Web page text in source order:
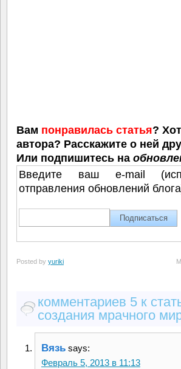
Вам понравилась статья?
автора? Расскажите о ней
Или подпишитесь на
Введите ваш e-mail
отправления обновлений
Posted by yuriki
комментариев 5 к
создания мрачного
Вязь says:
Февраль 5, 2013 в 11:13